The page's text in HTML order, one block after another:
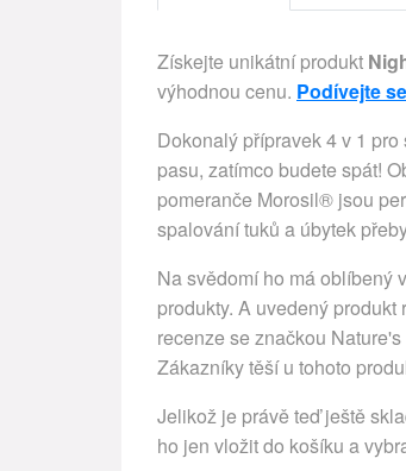
Získejte unikátní produkt
výhodnou cenu. Podívejte
Dokonalý přípravek 4 v 1
pasu, zatímco budete spát!
pomeranče Morosil® jsou
spalování tuků a úbytek
Na svědomí ho má oblíbený
produkty. A uvedený
recenze se značkou
Zákazníky těší u tohoto
Jelikož je právě teď ještě
ho jen vložit do košíku a